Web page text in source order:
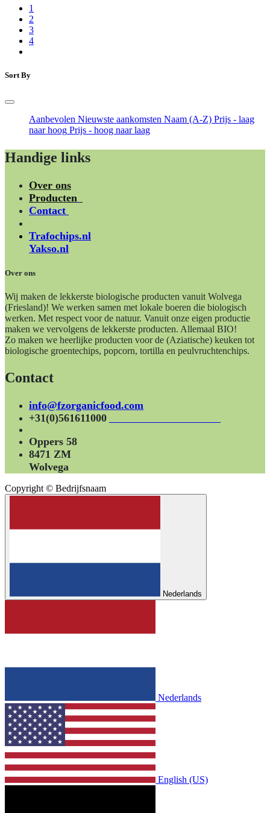
1
2
3
4
Sort By
Aanbevolen Nieuwste aankomsten Naam (A-Z) Prijs - laag
naar hoog Prijs - hoog naar laag
Handige links
Over ons
Producten
Contact
Trafochips.nl
Yakso.nl
Over ons
Wij maken de lekkerste biologische producten vanuit Wolvega
(Friesland)! We werken samen met lokale boeren die biologisch
werken. Met respect voor de natuur. Vanuit onze eigen productie
maken we vervolgens de lekkerste producten. Allemaal BIO!
Zo maken we heerlijke producten voor de (Aziatische) keuken tot
biologische groentechips, popcorn, tortilla en peulvruchtenchips.
Contact
info@fzorganicfood.com
+31(0)561611000
Oppers 58
8471 ZM
Wolvega
Copyright © Bedrijfsnaam
Nederlands
Nederlands
English (US)